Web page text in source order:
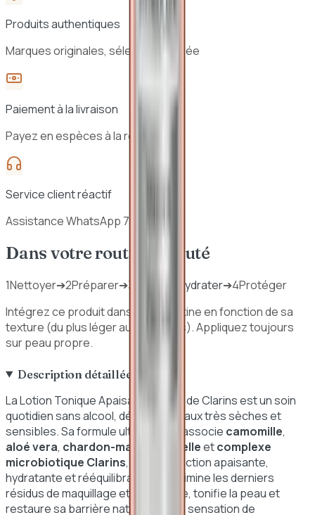
Produits authentiques
Marques originales, sélection vérifiée
Paiement à la livraison
Payez en espèces à la réception
Service client réactif
Assistance WhatsApp 7j/7
Dans votre routine beauté
1Nettoyer➔2Préparer➔3 Traiter / Hydrater➔4Protéger
Intégrez ce produit dans votre routine en fonction de sa
texture (du plus léger au plus épais). Appliquez toujours
sur peau propre.
Description détaillée
La Lotion Tonique Apaisante 400ml de Clarins est un soin
quotidien sans alcool, dédié aux peaux très sèches et
sensibles. Sa formule ultra-douce associe camomille,
aloé vera, chardon-marie chlorelleetcomplexe
microbiotique Clarins, pour une action apaisante,
hydratante et rééquilibrante. Elle élimine les derniers
résidus de maquillage et de calcaire, tonifie la peau et
restaure sa barrière naturelle sans sensation de